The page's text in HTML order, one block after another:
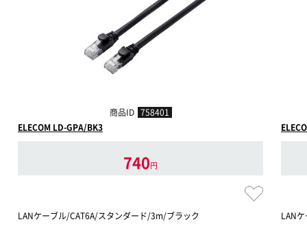
商品ID 758401
ELECOM LD-GPA/BK3
740円
LANケーブル/CAT6A/スタンダード/3m/ブラック LAN